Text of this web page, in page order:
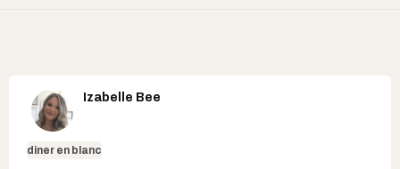
Izabelle Bee
diner en blanc